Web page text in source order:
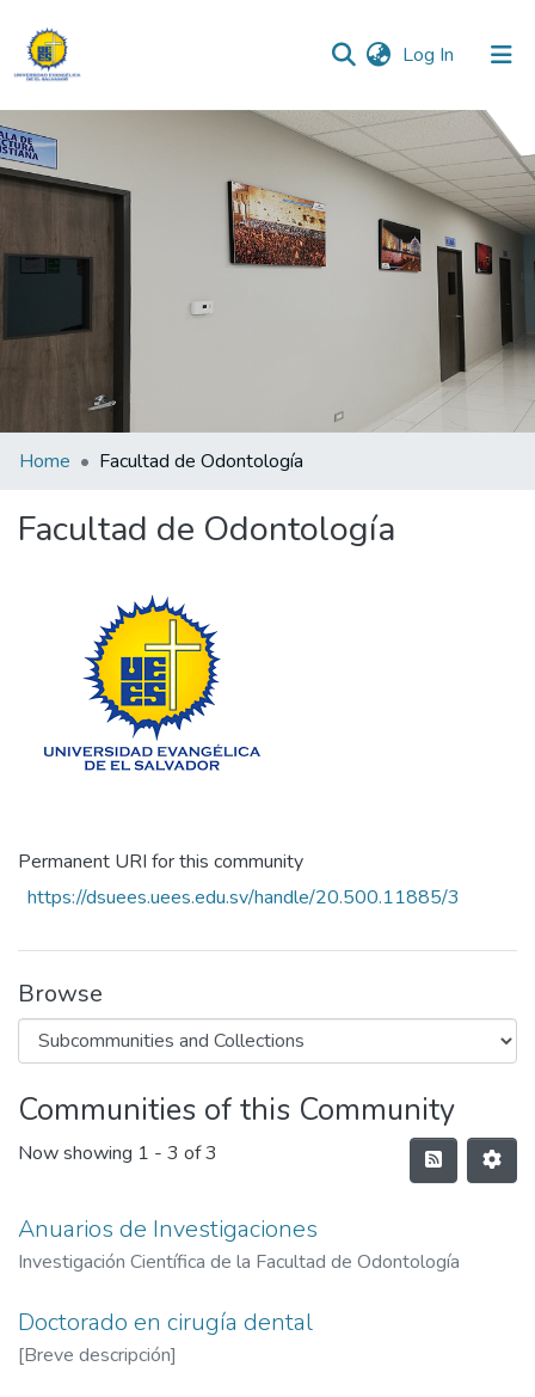
Log In (current)
Communities & Collections
All of DSpace
Home Facultad de Odontología
Facultad de Odontología
Permanent URI for this community
https://dsuees.uees.edu.sv/handle/20.500.11885/3
Browse
Communities of this Community
Now showing 1 - 3 of 3
Anuarios de Investigaciones
Investigación Científica de la Facultad de Odontología
Doctorado en cirugía dental
[Breve descripción]